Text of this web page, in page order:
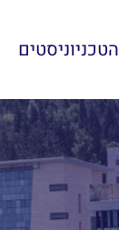
הטכניוניסטים